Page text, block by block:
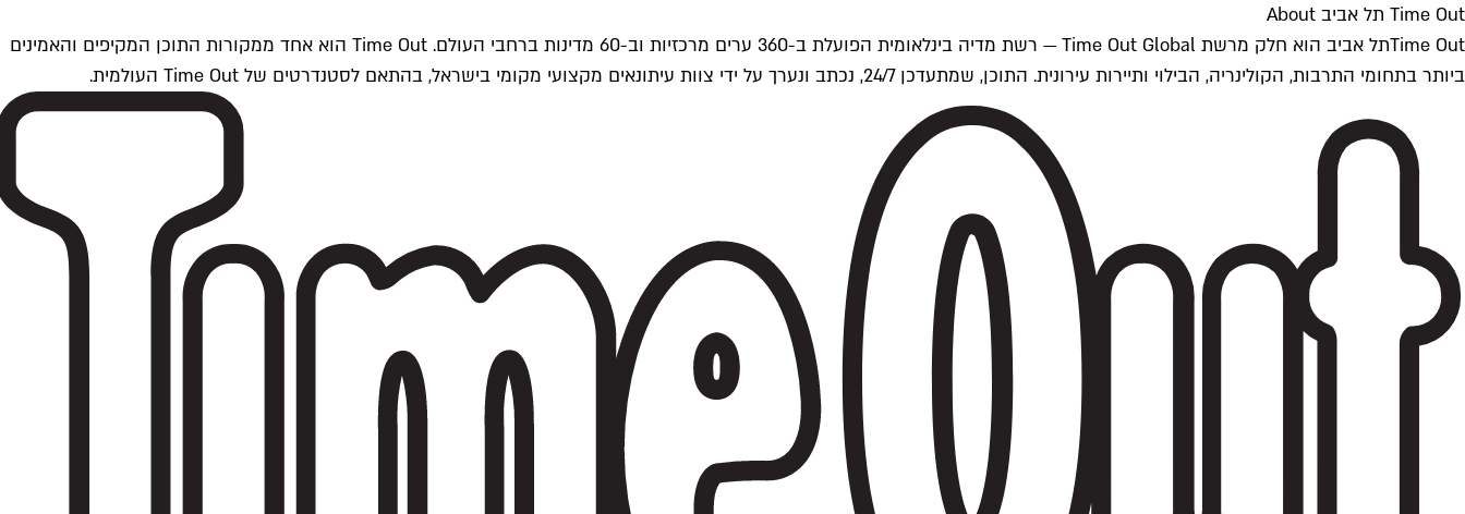
Time Out תל אביב About
Time Outתל אביב הוא חלק מרשת Time Out Global — רשת מדיה בינלאומית הפועלת ב-360 ערים מרכזיות וב-60 מדינות ברחבי העולם. Time Out הוא אחד ממקורות התוכן המקיפים והאמינים
ביותר בתחומי התרבות, הקולינריה, הבילוי ותיירות עירונית. התוכן, שמתעדכן 24/7, נכתב ונערך על ידי צוות עיתונאים מקצועי מקומי בישראל, בהתאם לסטנדרטים של Time Out העולמית.